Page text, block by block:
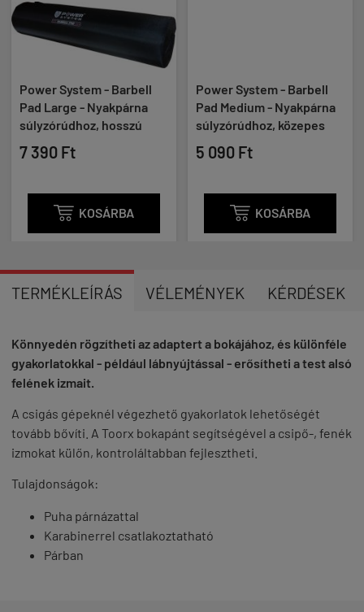
Power System - Barbell
Pad Large - Nyakpárna
súlyzórúdhoz, hosszú
7 390 Ft
 KOSÁRBA
Power System - Barbell
Pad Medium - Nyakpárna
súlyzórúdhoz, közepes
5 090 Ft
 KOSÁRBA
TERMÉKLEÍRÁS VÉLEMÉNYEK KÉRDÉSEK
Könnyedén rögzítheti az adaptert a bokájához, és különféle
gyakorlatokkal - például lábnyújtással - erősítheti a test alsó
felének izmait.
A csigás gépeknél végezhető gyakorlatok lehetőségét
tovább bővíti. A Toorx bokapánt segítségével a csipő-, fenék
izmokat külőn, kontroláltabban fejlesztheti.
Tulajdonságok:
Puha párnázattal
Karabinerrel csatlakoztatható
Párban